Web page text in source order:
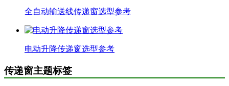
全自动输送线传递窗选型参考
电动升降传递窗选型参考
传递窗主题标签